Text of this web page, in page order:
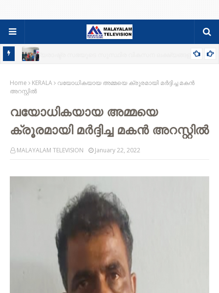
മാഗസിൻ പ്രകാശനം
Home KERALA
വയോധികയായ അമ്മയെ ക്രൂരമായി മര്‍ദ്ദിച്ച മകന്‍
അറസ്റ്റില്‍
വയോധികയായ അമ്മയെ
ക്രൂരമായി മര്‍ദ്ദിച്ച മകന്‍ അറസ്റ്റില്‍
MALAYALAM TELEVISION January 22, 2022